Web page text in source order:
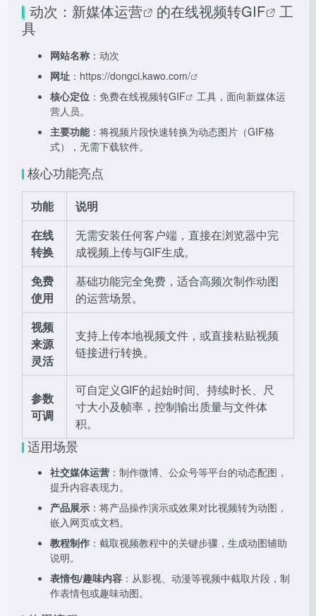
动次： 新媒体运营 的在线视频转GIF
工
具
网站名称 ：动次
网址 ： https://dongci.kawo.com/
核心定位 ：免费在线视频转GIF
工具，面向新媒体运
营人员。
主要功能：将视频片段快速转换为动态图片（GIF格
式），无需下载软件。
核心功能亮点
功能
说明
在线
转换
无需安装任何客户端，直接在浏览器中完
成视频上传与GIF生成。
免费
使用
基础功能完全免费，适合高频次制作动图
的运营场景。
视频
来源
灵活
支持上传本地视频文件，或直接粘贴视频
链接进行转换。
参数
可调
可自定义GIF的起始时间、持续时长、尺
寸大小及帧率，控制输出质量与文件体
积。
适用场景
社交媒体运营 ：制作微博、公众号等平台的动态配图，
提升内容表现力。
产品展示 ：将产品操作演示或效果对比视频转为动图，
嵌入网页或文档。
教程制作 ：截取视频教程中的关键步骤，生成动图辅助
说明。
表情包/趣味内容 ：从影视、动漫等视频中截取片段，制
作表情包或趣味动图。